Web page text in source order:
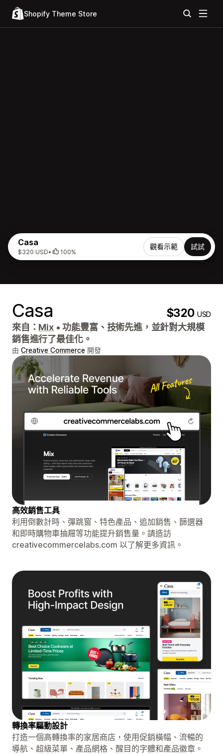
Shopify Theme Store
Casa
$320 USD• 100%
觀看示範 試試
Casa $320USD
來自： Mix • 功能豐富、技術先進，並針對大規模
銷售進行了最佳化。
由 Creative Commerce 開發
高效銷售工具
利用倒數計時、彈跳窗、特色產品、追加銷售、篩選器
和即時購物車抽屜等功能提升銷售量。請造訪
creativecommercelabs.com 以了解更多資訊。
轉換率驅動設計
打造一個高轉換率的家居商店，使用促銷橫幅、流暢的
導航、超級菜單、產品網格、醒目的字體和產品徽章。